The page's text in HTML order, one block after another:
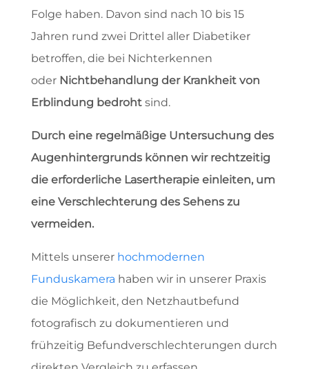
Folge haben. Davon sind nach 10 bis 15
Jahren rund zwei Drittel aller Diabetiker
betroffen, die bei Nichterkennen
oder Nichtbehandlung der Krankheit von
Erblindung bedrohtsind.
Durch eine regelmäßige Untersuchung des
Augenhintergrunds können wir rechtzeitig
die erforderliche Lasertherapie einleiten, um
eine Verschlechterung des Sehens zu
vermeiden.
Mittels unserer hochmodernen
Funduskamera haben wir in unserer Praxis
die Möglichkeit, den Netzhautbefund
fotografisch zu dokumentieren und
frühzeitig Befundverschlechterungen durch